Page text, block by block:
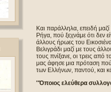
Και παράλληλα, επειδή
Ρήγα, πού ξεχνάμε ότι δεν
άλλους ήρωες του
Βελιγράδι μαζί με τους
τους πνίξανε, οι τρεις από
μας άφησε μια πρόταση πού
των Ελλήνων, παντού, και
''Όποιος ελεύθερα